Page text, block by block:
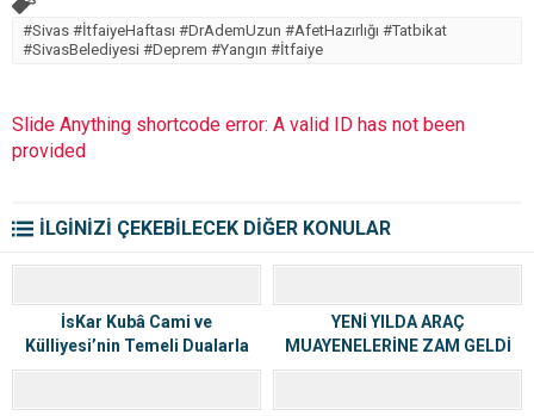
#Sivas #İtfaiyeHaftası #DrAdemUzun #AfetHazırlığı #Tatbikat
#SivasBelediyesi #Deprem #Yangın #İtfaiye
Slide Anything shortcode error: A valid ID has not been
provided
İLGİNİZİ ÇEKEBİLECEK DİĞER KONULAR
İsKar Kubâ Cami ve
Külliyesi’nin Temeli Dualarla
Atıldı
YENİ YILDA ARAÇ
MUAYENELERİNE ZAM GELDİ